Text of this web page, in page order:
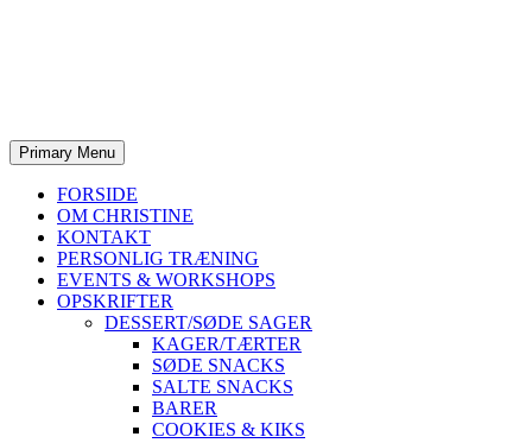
Primary Menu
FORSIDE
OM CHRISTINE
KONTAKT
PERSONLIG TRÆNING
EVENTS & WORKSHOPS
OPSKRIFTER
DESSERT/SØDE SAGER
KAGER/TÆRTER
SØDE SNACKS
SALTE SNACKS
BARER
COOKIES & KIKS